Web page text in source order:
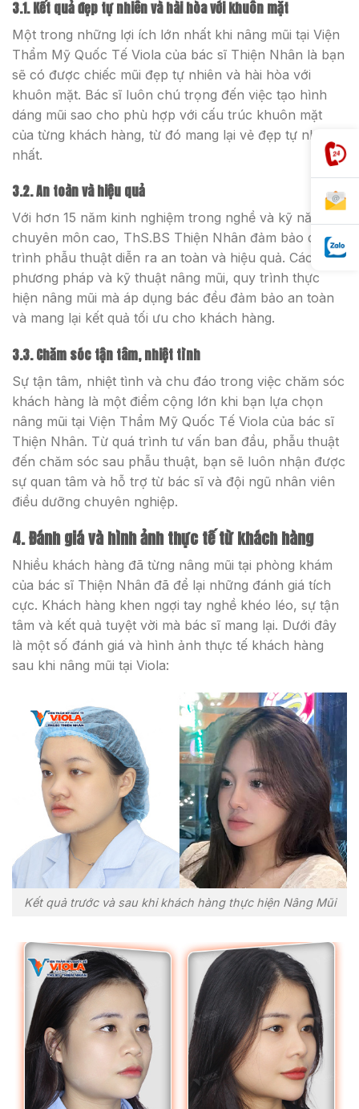
3.1. Kết quả đẹp tự nhiên và hài hòa với khuôn mặt
Một trong những lợi ích lớn nhất khi nâng mũi tại Viện
Thẩm Mỹ Quốc Tế Viola của bác sĩ Thiện Nhân là bạn
sẽ có được chiếc mũi đẹp tự nhiên và hài hòa với
khuôn mặt. Bác sĩ luôn chú trọng đến việc tạo hình
dáng mũi sao cho phù hợp với cấu trúc khuôn mặt
của từng khách hàng, từ đó mang lại vẻ đẹp tự nhiên
nhất.
3.2. An toàn và hiệu quả
Với hơn 15 năm kinh nghiệm trong nghề và kỹ năng
chuyên môn cao, ThS.BS Thiện Nhân đảm bảo quá
trình phẫu thuật diễn ra an toàn và hiệu quả. Các
phương pháp và kỹ thuật nâng mũi, quy trình thực
hiện nâng mũi mà áp dụng bác đều đảm bảo an toàn
và mang lại kết quả tối ưu cho khách hàng.
3.3. Chăm sóc tận tâm, nhiệt tình
Sự tận tâm, nhiệt tình và chu đáo trong việc chăm sóc
khách hàng là một điểm cộng lớn khi bạn lựa chọn
nâng mũi tại Viện Thẩm Mỹ Quốc Tế Viola của bác sĩ
Thiện Nhân. Từ quá trình tư vấn ban đầu, phẫu thuật
đến chăm sóc sau phẫu thuật, bạn sẽ luôn nhận được
sự quan tâm và hỗ trợ từ bác sĩ và đội ngũ nhân viên
điều dưỡng chuyên nghiệp.
4. Đánh giá và hình ảnh thực tế từ khách hàng
Nhiều khách hàng đã từng nâng mũi tại phòng khám
của bác sĩ Thiện Nhân đã để lại những đánh giá tích
cực. Khách hàng khen ngợi tay nghề khéo léo, sự tận
tâm và kết quả tuyệt vời mà bác sĩ mang lại. Dưới đây
là một số đánh giá và hình ảnh thực tế khách hàng
sau khi nâng mũi tại Viola:
Kết quả trước và sau khi khách hàng thực hiện Nâng Mũi